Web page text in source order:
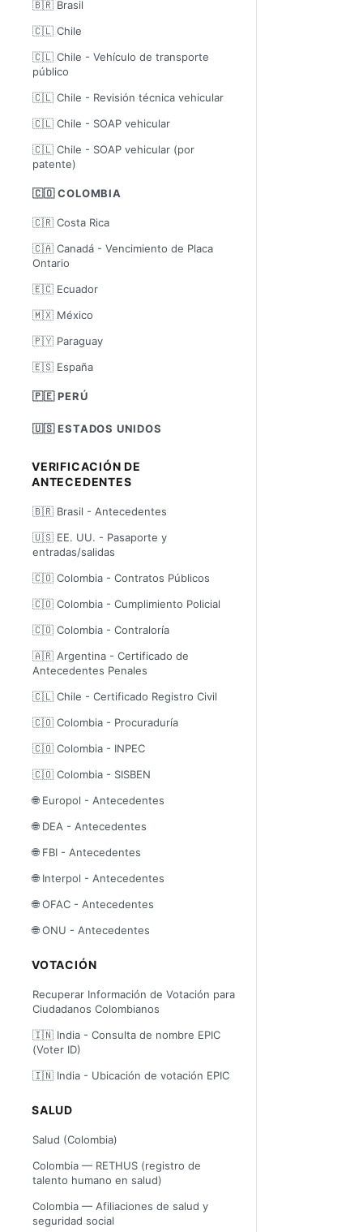
🇧🇷 Brasil
🇨🇱 Chile
🇨🇱 Chile - Vehículo de transporte
público
🇨🇱 Chile - Revisión técnica vehicular
🇨🇱 Chile - SOAP vehicular
🇨🇱 Chile - SOAP vehicular (por
patente)
🇨🇴 COLOMBIA
🇨🇷 Costa Rica
🇨🇦 Canadá - Vencimiento de Placa
Ontario
🇪🇨 Ecuador
🇲🇽 México
🇵🇾 Paraguay
🇪🇸 España
🇵🇪 PERÚ
🇺🇸 ESTADOS UNIDOS
VERIFICACIÓN DE
ANTECEDENTES
🇧🇷 Brasil - Antecedentes
🇺🇸 EE. UU. - Pasaporte y
entradas/salidas
🇨🇴 Colombia - Contratos Públicos
🇨🇴 Colombia - Cumplimiento Policial
🇨🇴 Colombia - Contraloría
🇦🇷 Argentina - Certificado de
Antecedentes Penales
🇨🇱 Chile - Certificado Registro Civil
🇨🇴 Colombia - Procuraduría
🇨🇴 Colombia - INPEC
🇨🇴 Colombia - SISBEN
🌐 Europol - Antecedentes
🌐 DEA - Antecedentes
🌐 FBI - Antecedentes
🌐 Interpol - Antecedentes
🌐 OFAC - Antecedentes
🌐 ONU - Antecedentes
VOTACIÓN
Recuperar Información de Votación para
Ciudadanos Colombianos
🇮🇳 India - Consulta de nombre EPIC
(Voter ID)
🇮🇳 India - Ubicación de votación EPIC
SALUD
Salud (Colombia)
Colombia — RETHUS (registro de
talento humano en salud)
Colombia — Afiliaciones de salud y
seguridad social